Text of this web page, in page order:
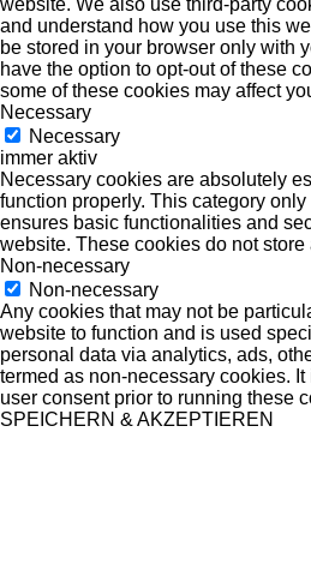
website. We also use third-party
and understand how you use this
be stored in your browser only with
have the option to opt-out of these
some of these cookies may affect
Necessary
Necessary
immer aktiv
Necessary cookies are absolutely
function properly. This category
ensures basic functionalities and
website. These cookies do not
Non-necessary
Non-necessary
Any cookies that may not be
website to function and is used
personal data via analytics, ads,
termed as non-necessary cookies.
user consent prior to running these
SPEICHERN & AKZEPTIEREN